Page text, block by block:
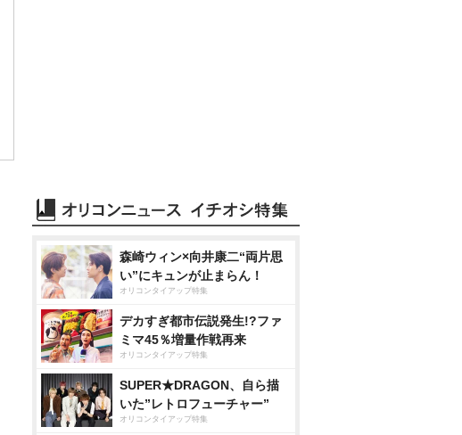
森崎ウィン×向井康二“両片思
い”にキュンが止まらん！
オリコンタイアップ特集
デカすぎ都市伝説発生!?ファ
ミマ45％増量作戦再来
オリコンタイアップ特集
SUPER★DRAGON、自ら描
いた”レトロフューチャー”
オリコンタイアップ特集